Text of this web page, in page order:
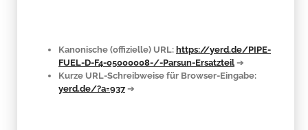
Kanonische (offizielle) URL: https://yerd.de/PIPE-
FUEL-D-F4-05000008-/-Parsun-Ersatzteil ➔
Kurze URL-Schreibweise für Browser-Eingabe:
yerd.de/?a=937 ➔